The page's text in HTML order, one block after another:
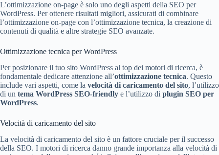
L’ottimizzazione on-page è solo uno degli aspetti della SEO per
WordPress. Per ottenere risultati migliori, assicurati di combinare
l’ottimizzazione on-page con l’ottimizzazione tecnica, la creazione di
contenuti di qualità e altre strategie SEO avanzate.
Ottimizzazione tecnica per WordPress
Per posizionare il tuo sito WordPress al top dei motori di ricerca, è
fondamentale dedicare attenzione all’ottimizzazione tecnica. Questo
include vari aspetti, come la velocità di caricamento del sito, l’utilizzo
di un tema WordPress SEO-friendly e l’utilizzo di plugin SEO per
WordPress.
Velocità di caricamento del sito
La velocità di caricamento del sito è un fattore cruciale per il successo
della SEO. I motori di ricerca danno grande importanza alla velocità di